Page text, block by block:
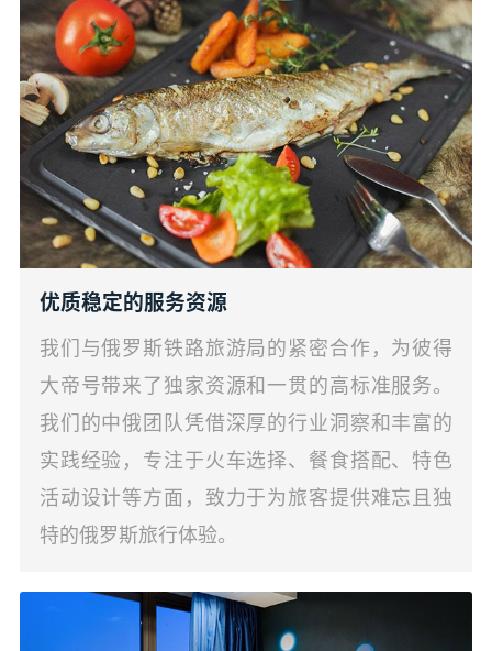
优质稳定的服务资源
我们与俄罗斯铁路旅游局的紧密合作，为彼得
大帝号带来了独家资源和一贯的高标准服务。
我们的中俄团队凭借深厚的行业洞察和丰富的
实践经验，专注于火车选择、餐食搭配、特色
活动设计等方面，致力于为旅客提供难忘且独
特的俄罗斯旅行体验。